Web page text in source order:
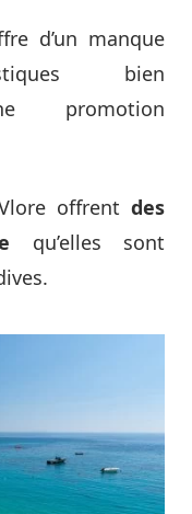
d’un manque
bien
promotion
offrent des
qu’elles sont